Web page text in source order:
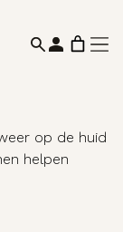
op de huid
helpen